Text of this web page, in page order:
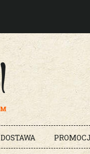
DOSTAWA